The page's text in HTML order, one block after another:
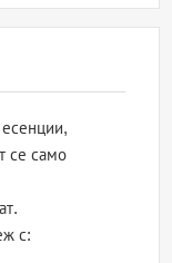
се само
с: